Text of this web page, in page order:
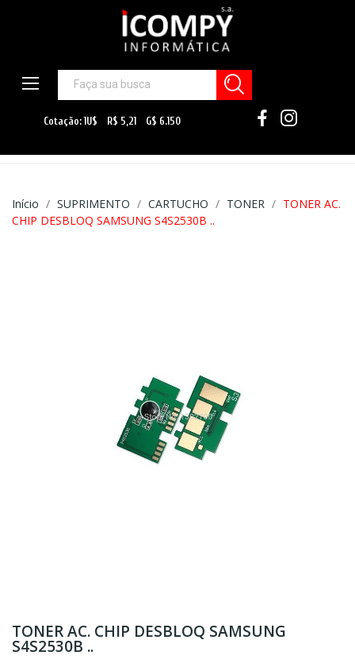
Início SUPRIMENTO CARTUCHO TONER
TONER AC.
CHIP DESBLOQ SAMSUNG S4S2530B ..
TONER AC. CHIP DESBLOQ SAMSUNG
S4S2530B ..